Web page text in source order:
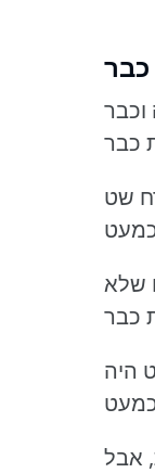
כבר
וכבר
שט
שלא
היה
אבל